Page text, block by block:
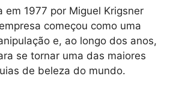
em 1977 por Miguel Krigsner
começou como uma
e, ao longo dos anos,
se tornar uma das maiores
de beleza do mundo.